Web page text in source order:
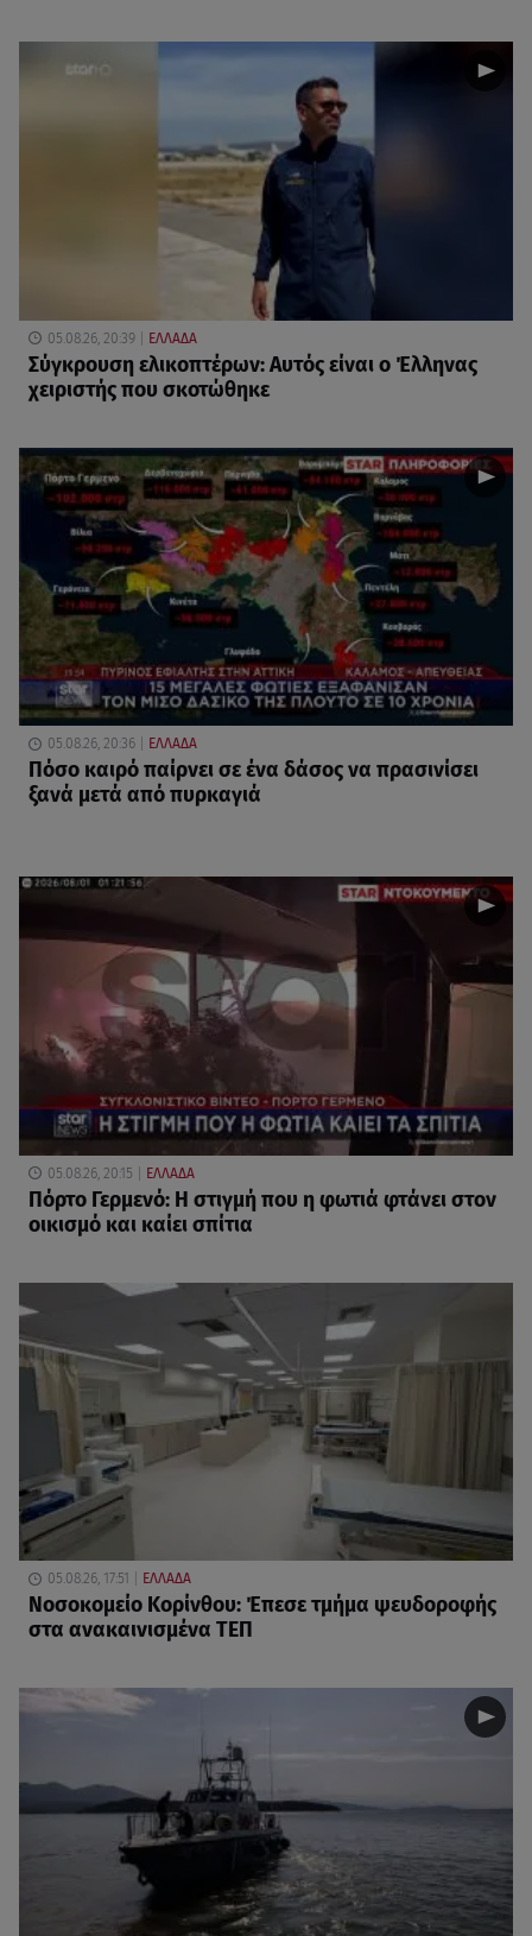
05.08.26, 20:39 ΕΛΛΑΔΑ
Σύγκρουση ελικοπτέρων: Αυτός είναι ο Έλληνας
χειριστής που σκοτώθηκε
05.08.26, 20:36 ΕΛΛΑΔΑ
Πόσο καιρό παίρνει σε ένα δάσος να πρασινίσει
ξανά μετά από πυρκαγιά
05.08.26, 20:15 ΕΛΛΑΔΑ
Πόρτο Γερμενό: Η στιγμή που η φωτιά φτάνει στον
οικισμό και καίει σπίτια
05.08.26, 17:51 ΕΛΛΑΔΑ
Νοσοκομείο Κορίνθου: Έπεσε τμήμα ψευδοροφής
στα ανακαινισμένα ΤΕΠ